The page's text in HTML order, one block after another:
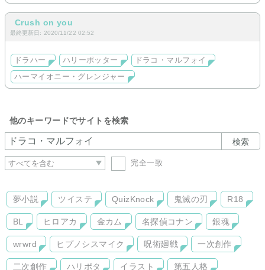
Crush on you
最終更新日: 2020/11/22 02:52
ドラハー ハリーポッター
ドラコ・マルフォイ
ハーマイオニー・グレンジャー
他のキーワードでサイトを検索
検索
完全一致
夢小説 ツイステ QuizKnock 鬼滅の刃 R18
BL ヒロアカ 金カム 名探偵コナン 銀魂
wrwrd ヒプノシスマイク 呪術廻戦 一次創作
二次創作 ハリポタ イラスト 第五人格